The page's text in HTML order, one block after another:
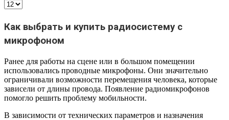
Как выбрать и купить радиосистему с
микрофоном
Ранее для работы на сцене или в большом помещении
использовались проводные микрофоны. Они значительно
ограничивали возможности перемещения человека, которые
зависели от длины провода. Появление радиомикрофонов
помогло решить проблему мобильности.
В зависимости от технических параметров и назначения